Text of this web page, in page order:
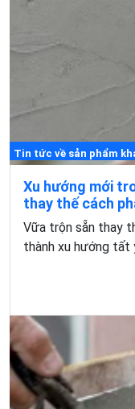
Tin tức về sản phẩm
Xu hướng mới
thay thế cách
Vữa trộn sẵn thay
thành xu hướng tất